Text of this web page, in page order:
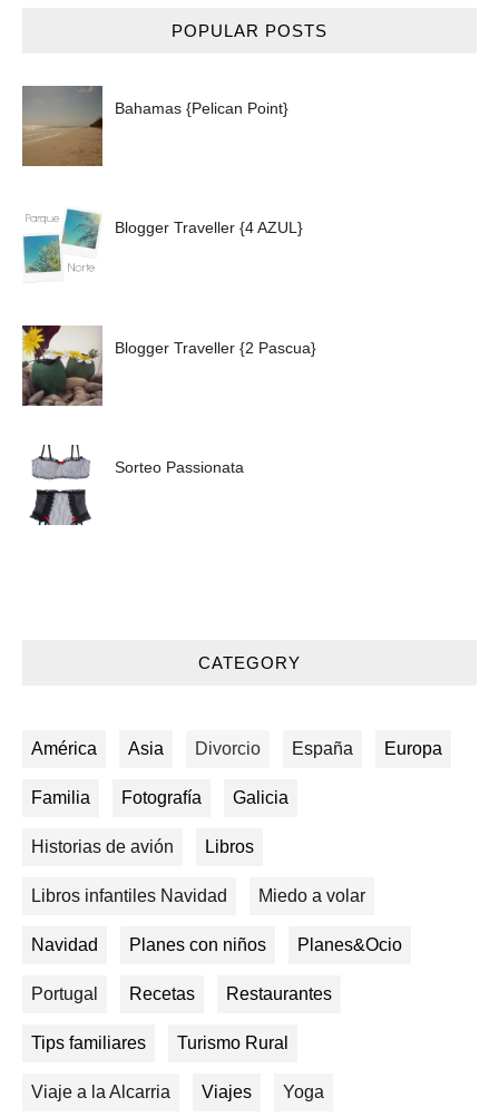
POPULAR POSTS
Bahamas {Pelican Point}
Blogger Traveller {4 AZUL}
Blogger Traveller {2 Pascua}
Sorteo Passionata
CATEGORY
América Asia Divorcio España Europa
Familia Fotografía Galicia
Historias de avión Libros
Libros infantiles Navidad Miedo a volar
Navidad Planes con niños Planes&Ocio
Portugal Recetas Restaurantes
Tips familiares Turismo Rural
Viaje a la Alcarria Viajes Yoga